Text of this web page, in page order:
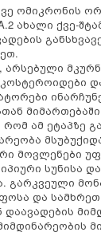
ომიკრონის
ახალი ქვე-
არსებული
რომ ამ ეტაპზე
მოვლენები
სუნისა
გარკვეული
და
დაავადების